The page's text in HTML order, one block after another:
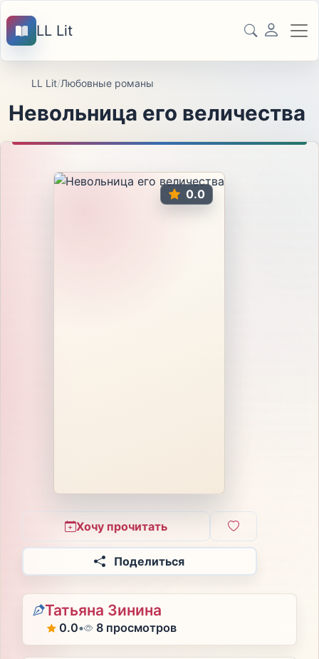
LL Lit
LL Lit/Любовные романы
Невольница его величества
0.0
Хочу прочитать
Поделиться
Татьяна Зинина
0.0• 8 просмотров